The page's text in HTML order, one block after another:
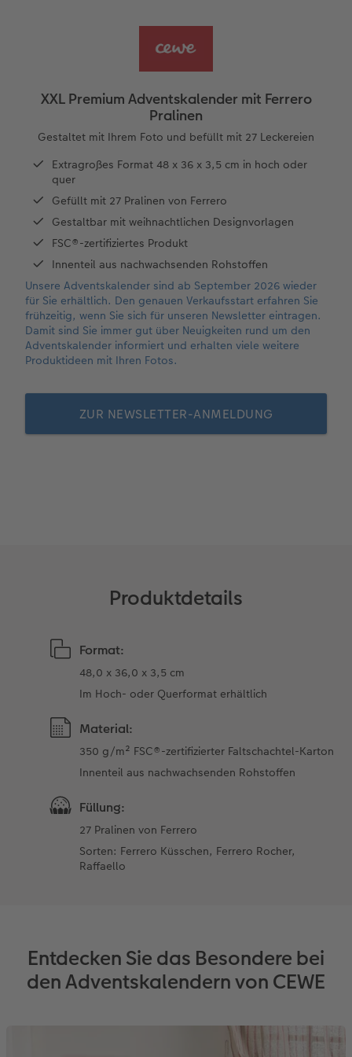
Erinnerungstasche
Bestellwege
Inspiration
Jahrbuch
Reisefotobuch
Kundenbeispiele
Erste Schritte
Foto-Kochbuch
Alu Dibond
Gallery Print
Hartschaum
Foto auf Holz
Mehrteiler
Bestellwege
Ideen zur Wandgestaltung
Neuheiten
Art Prints
Premium Poster
Rahmen
Fotogrößen & Formate
Bestellwege
Last Minute Fotos
CEWE myPhotos
Neuheiten
Geburtskarten
Postkarten Sets
Postkarten verschicken
Fotokarten
Digitale Grußkarte
Bestellwege
Papierqualitäten
Weitere Anlässe
Neuheiten
Sofortfotos mit Rahmen
Sofortfotos mit Design
Sofortfotostreifen
Sofortfotogrußkarten
Sofortfotosets
Sofortfotocollagen
Mehrteilige Sofortfotos
Retro Minis
Trinkgefäße
Emaille Becher
Trinkflasche
Dekoration
Schule & Büro
Textilien
Art Prints
Faber-Castell
Neuheiten
Silikonhüllen
Kunststoffhüllen
Lederhüllen
Holzhüllen
Bio-based Case
Mit Design
Bestellwege
Inspiration
Neuheiten
Wandkalender Fineline
Bestellwege
Designvorlagen
Kalender mit fertigem Design
Gestaltungsideen
CEWE myPhotos
Neuheiten
Extras
Danke sagen
für Frauen
für Freundinnen
für Kinder
für Großeltern
für Tierfreunde
Einfach & schnell gestaltet
Besondere Geschenkideen
Neuheiten
Erste Schritte
Videotutorials
XXL Premium Adventskalender mit Ferrero
Pralinen
Gestaltet mit Ihrem Foto und befüllt mit 27 Leckereien
Extragroßes Format 48 x 36 x 3,5 cm in hoch oder
quer
Gefüllt mit 27 Pralinen von Ferrero
Gestaltbar mit weihnachtlichen Designvorlagen
FSC®-zertifiziertes Produkt
Innenteil aus nachwachsenden Rohstoffen
Unsere Adventskalender sind ab September 2026 wieder
für Sie erhältlich. Den genauen Verkaufsstart erfahren Sie
frühzeitig, wenn Sie sich für unseren Newsletter eintragen.
Damit sind Sie immer gut über Neuigkeiten rund um den
Adventskalender informiert und erhalten viele weitere
Produktideen mit Ihren Fotos.
ZUR NEWSLETTER-ANMELDUNG
Produktdetails
Format:
48,0 x 36,0 x 3,5 cm
Im Hoch- oder Querformat erhältlich
Material:
350 g/m² FSC®-zertifizierter Faltschachtel-Karton
Innenteil aus nachwachsenden Rohstoffen
Füllung:
27 Pralinen von Ferrero
Sorten: Ferrero Küsschen, Ferrero Rocher,
Raffaello
Entdecken Sie das Besondere bei
den Adventskalendern von CEWE